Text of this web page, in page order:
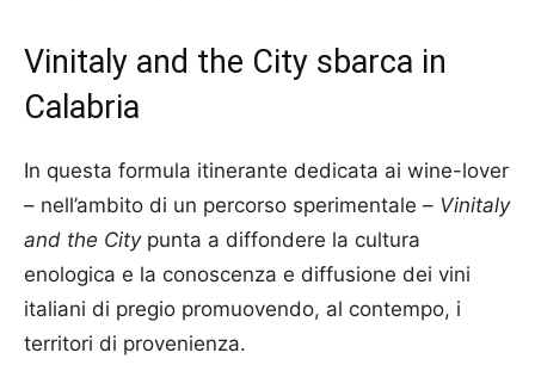
Vinitaly and the City sbarca in
Calabria
In questa formula itinerante dedicata ai wine-lover
– nell’ambito di un percorso sperimentale – Vinitaly
and the Citypunta a diffondere la cultura
enologica e la conoscenza e diffusione dei vini
italiani di pregio promuovendo, al contempo, i
territori di provenienza.